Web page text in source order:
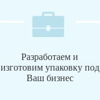
Разработаем и
изготовим упаковку под
Ваш бизнес